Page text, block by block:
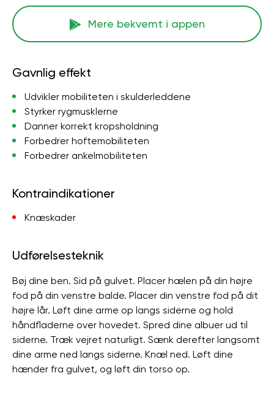
Mere bekvemt i appen
Gavnlig effekt
Udvikler mobiliteten i skulderleddene
Styrker rygmusklerne
Danner korrekt kropsholdning
Forbedrer hoftemobiliteten
Forbedrer ankelmobiliteten
Kontraindikationer
Knæskader
Udførelsesteknik
Bøj dine ben. Sid på gulvet. Placer hælen på din højre
fod på din venstre balde. Placer din venstre fod på dit
højre lår. Løft dine arme op langs siderne og hold
håndfladerne over hovedet. Spred dine albuer ud til
siderne. Træk vejret naturligt. Sænk derefter langsomt
dine arme ned langs siderne. Knæl ned. Løft dine
hænder fra gulvet, og løft din torso op.